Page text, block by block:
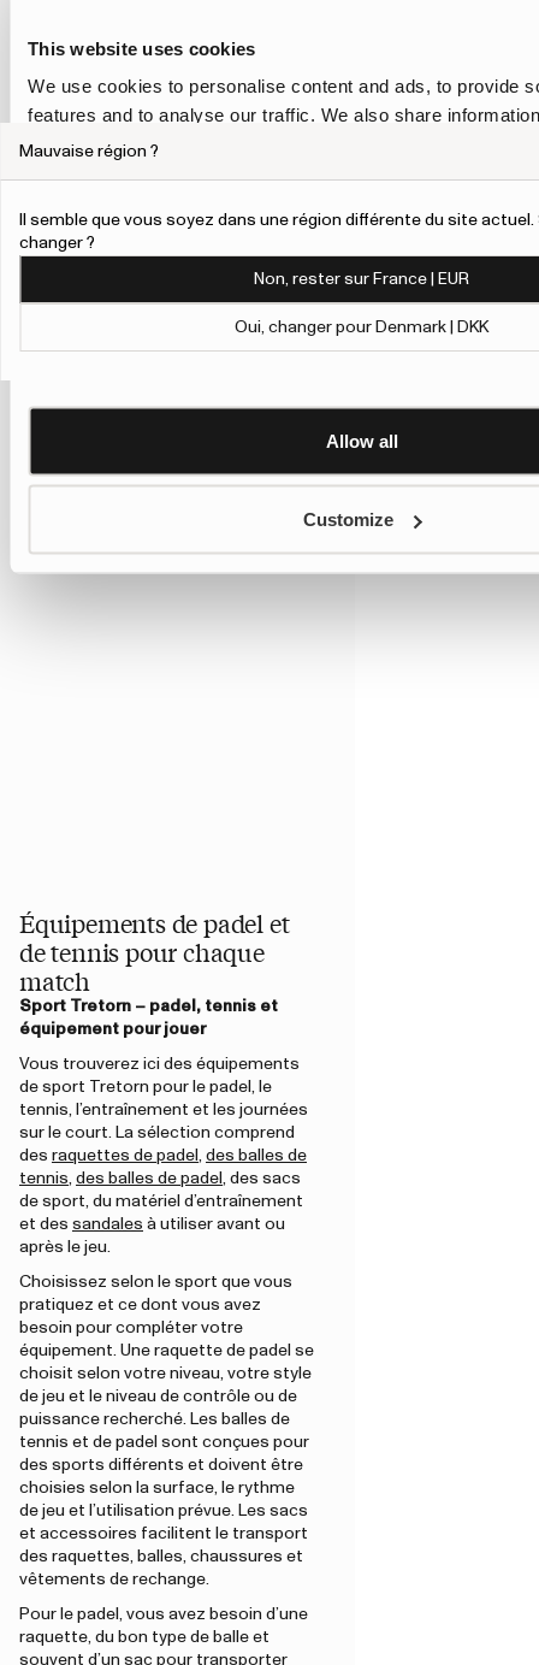
This website uses cookies
We use cookies to personalise content and ads, to provide
features and to analyse our traffic. We also share
our site with our social media, advertising and analytics
To give users more control over their data and ad
added a link to Google’s Personalisation and Control page.
Learn more about Google’s Personalisation and
Allow all
Customize
Équipements de padel et
de tennis pour chaque
match
Sport Tretorn – padel, tennis et
équipement pour jouer
Vous trouverez ici des équipements
de sport Tretorn pour le padel, le
tennis, l’entraînement et les journées
sur le court. La sélection comprend
des raquettes de padel , des balles de
tennis, des balles de padel , des sacs
de sport, du matériel d’entraînement
et des sandales à utiliser avant ou
après le jeu.
Choisissez selon le sport que vous
pratiquez et ce dont vous avez
besoin pour compléter votre
équipement. Une raquette de padel se
choisit selon votre niveau, votre style
de jeu et le niveau de contrôle ou de
puissance recherché. Les balles de
tennis et de padel sont conçues pour
des sports différents et doivent être
choisies selon la surface, le rythme
de jeu et l’utilisation prévue. Les sacs
et accessoires facilitent le transport
des raquettes, balles, chaussures et
vêtements de rechange.
Pour le padel, vous avez besoin d’une
raquette, du bon type de balle et
souvent d’un sac pour transporter
Mauvaise région ?
Il semble que vous soyez dans une région différente du site
changer ?
Non, rester sur France | EUR
Oui, changer pour Denmark | DKK